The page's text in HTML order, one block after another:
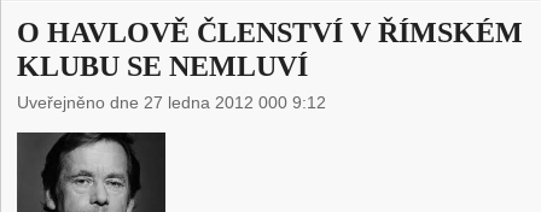
O HAVLOVĚ ČLENSTVÍ V ŘÍMSKÉM
KLUBU SE NEMLUVÍ
Uveřejněno dne 27 ledna 2012 000 9:12